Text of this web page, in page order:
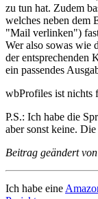
zu tun hat. Zudem
welches neben dem
"Mail verlinken")
Wer also sowas wie
der entsprechenden
ein passendes
wbProfiles ist nichts
P.S.: Ich habe die
aber sonst keine.
Beitrag geändert
Ich habe eine